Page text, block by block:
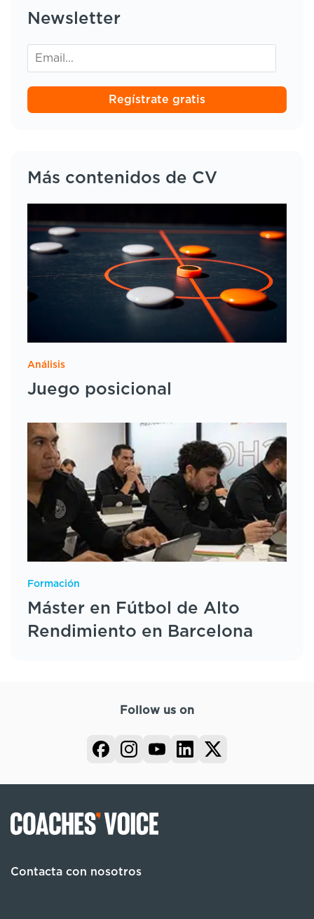
Newsletter
Regístrate gratis
Más contenidos de CV
Análisis
Juego posicional
Formación
Máster en Fútbol de Alto
Rendimiento en Barcelona
Follow us on
Contacta con nosotros